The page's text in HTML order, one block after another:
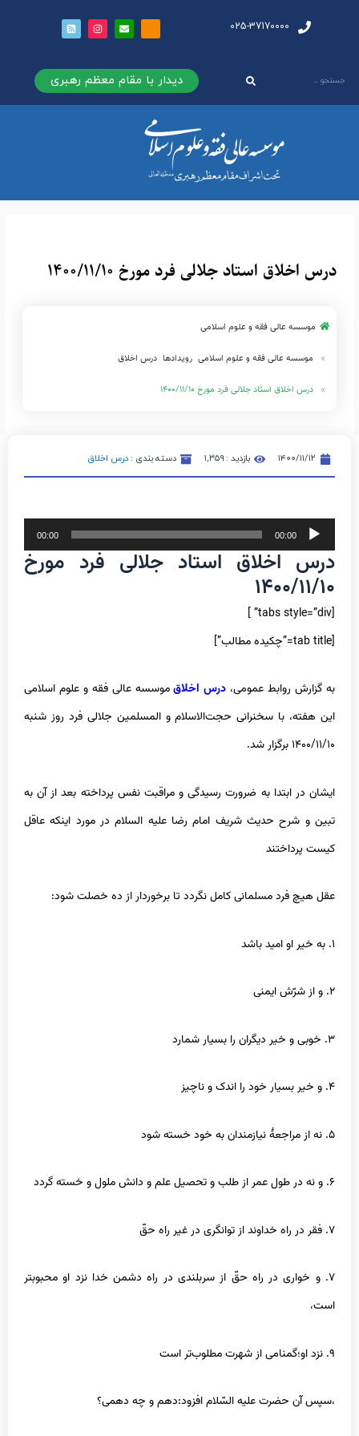
025-37170000
دیدار با مقام معظم رهبری
درس اخلاق استاد جلالی فرد مورخ ۱۴۰۰/۱۱/۱۰
موسسه عالی فقه و علوم اسلامی
موسسه عالی فقه و علوم اسلامی رویدادها درس اخلاق
درس اخلاق استاد جلالی فرد مورخ ۱۴۰۰/۱۱/۱۰
۱۴۰۰/۱۱/۱۲ بازدید : ۱,۳۵۹ دسته بندی :درس اخلاق
پخش‌کننده
صوت
00:00
00:00
درس اخلاق استاد جلالی فرد مورخ
۱۴۰۰/۱۱/۱۰
[tabs style=”div” ]
[tab title=”چکیده مطالب”]
به گزارش روابط عمومی، درس اخلاقموسسه عالی فقه و علوم اسلامی
این هفته، با سخنرانی حجت‌الاسلام‌ و المسلمین جلالی فرد روز شنبه
۱۴۰۰/۱۱/۱۰ برگزار شد.
ایشان در ابتدا به ضرورت رسیدگی و مراقبت نفس پرداخته بعد از آن به
تبین و شرح حدیث شریف امام رضا علیه السلام در مورد اینکه عاقل
کیست پرداختند
عقل هیچ فرد مسلمانى کامل نگردد تا برخوردار از ده خصلت شود:
۱. به خیر او امید باشد
۲. و از شرّش ایمنى
۳. خوبى و خیر دیگران را بسیار شمارد
۴. و خیر بسیار خود را اندک و ناچیز
۵. نه از مراجعۀ نیازمندان به خود خسته شود
۶. و نه در طول عمر از طلب و تحصیل علم و دانش ملول و خسته گردد
۷. فقر در راه خداوند از توانگرى در غیر راه حقّ‌
۷. و خوارى در راه حقّ‌ از سربلندى در راه دشمن خدا نزد او محبوبتر
است،
۹. نزد او؛گمنامى از شهرت مطلوب‌تر است
،سپس آن حضرت علیه السّلام افزود:دهم و چه دهمى‌؟